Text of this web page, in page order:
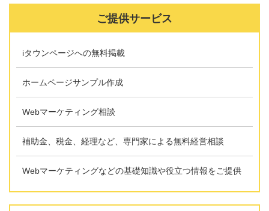
ご提供サービス
iタウンページへの無料掲載
ホームページサンプル作成
Webマーケティング相談
補助金、税金、経理など、専門家による無料経営相談
Webマーケティングなどの基礎知識や役立つ情報をご提供